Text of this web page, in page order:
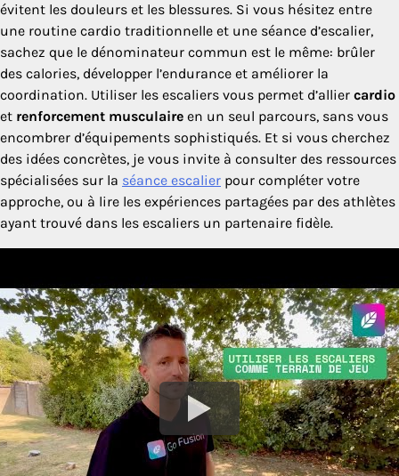
évitent les douleurs et les blessures. Si vous hésitez entre
une routine cardio traditionnelle et une séance d’escalier,
sachez que le dénominateur commun est le même: brûler
des calories, développer l’endurance et améliorer la
coordination. Utiliser les escaliers vous permet d’allier cardio
et renforcement musculaire en un seul parcours, sans vous
encombrer d’équipements sophistiqués. Et si vous cherchez
des idées concrètes, je vous invite à consulter des ressources
spécialisées sur la séance escalier pour compléter votre
approche, ou à lire les expériences partagées par des athlètes
ayant trouvé dans les escaliers un partenaire fidèle.